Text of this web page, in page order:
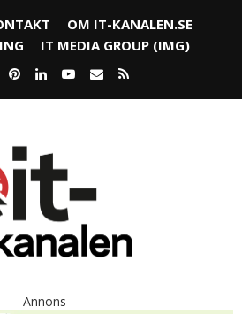
OM IT-KANALEN.SE
IT MEDIA GROUP (IMG)
Annons